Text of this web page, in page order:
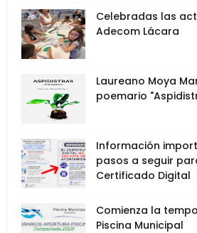
Celebradas las
Adecom Lácara
Laureano Moya
poemario
Información
pasos a seguir
Certificado Digital
Comienza la
Piscina Municipal